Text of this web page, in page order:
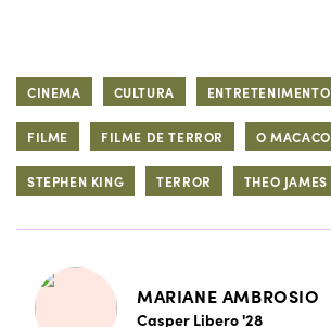
CINEMA CULTURA ENTRETENIMENTO
FILME FILME DE TERROR O MACACO
STEPHEN KING TERROR THEO JAMES
MARIANE AMBROSIO
Casper Libero '28